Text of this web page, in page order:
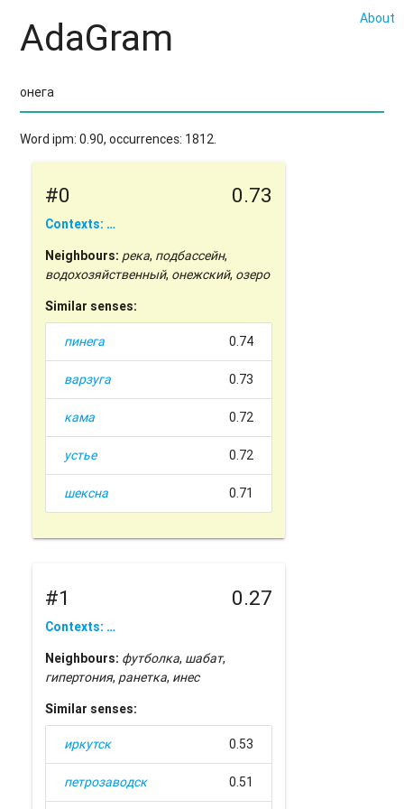
About
AdaGram
Word ipm: 0.90, occurrences: 1812.
#0 0.73
Contexts: …
Neighbours: река, подбассейн,
водохозяйственный, онежский, озеро
Similar senses:
пинега 0.74
варзуга 0.73
кама 0.72
устье 0.72
шексна 0.71
#1 0.27
Contexts: …
Neighbours: футболка, шабат,
гипертония, ранетка, инес
Similar senses:
иркутск 0.53
петрозаводск 0.51